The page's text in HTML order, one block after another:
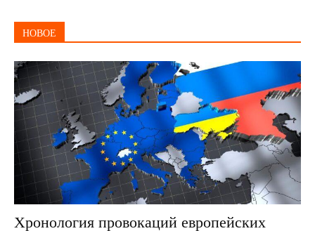
НОВОЕ
Хронология провокаций европейских